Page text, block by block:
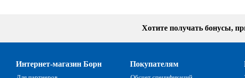
Хотите получать бонусы,
Интернет-магазин Борн Покупателям